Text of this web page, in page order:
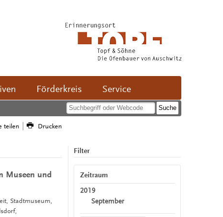
Förderkreis Service
teilen Drucken
Museen und
Stadtmuseum,
Filter
Zeitraum
2019
September